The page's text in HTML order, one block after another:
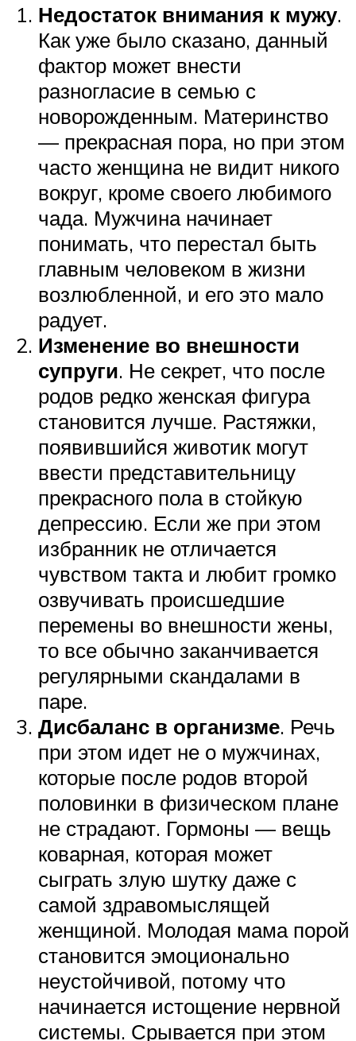
Недостаток внимания к мужу.
Как уже было сказано, данный
фактор может внести
разногласие в семью с
новорожденным. Материнство
— прекрасная пора, но при этом
часто женщина не видит никого
вокруг, кроме своего любимого
чада. Мужчина начинает
понимать, что перестал быть
главным человеком в жизни
возлюбленной, и его это мало
радует.
Изменение во внешности
супруги. Не секрет, что после
родов редко женская фигура
становится лучше. Растяжки,
появившийся животик могут
ввести представительницу
прекрасного пола в стойкую
депрессию. Если же при этом
избранник не отличается
чувством такта и любит громко
озвучивать происшедшие
перемены во внешности жены,
то все обычно заканчивается
регулярными скандалами в
паре.
Дисбаланс в организме. Речь
при этом идет не о мужчинах,
которые после родов второй
половинки в физическом плане
не страдают. Гормоны — вещь
коварная, которая может
сыграть злую шутку даже с
самой здравомыслящей
женщиной. Молодая мама порой
становится эмоционально
неустойчивой, потому что
начинается истощение нервной
системы. Срывается при этом